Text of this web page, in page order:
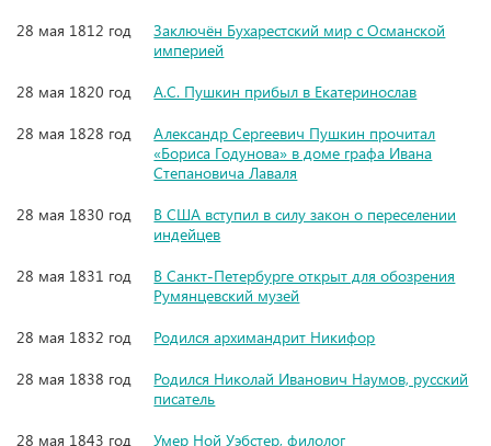
28 мая 1812 год
Заключён Бухарестский мир с Османской
империей
28 мая 1820 год
А.С. Пушкин прибыл в Екатеринослав
28 мая 1828 год
Александр Сергеевич Пушкин прочитал
«Бориса Годунова» в доме графа Ивана
Степановича Лаваля
28 мая 1830 год
В США вступил в силу закон о переселении
индейцев
28 мая 1831 год
В Санкт-Петербурге открыт для обозрения
Румянцевский музей
28 мая 1832 год
Родился архимандрит Никифор
28 мая 1838 год
Родился Николай Иванович Наумов, русский
писатель
28 мая 1843 год
Умер Ной Уэбстер, филолог